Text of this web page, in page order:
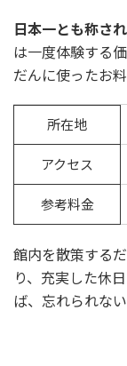
日本一とも称さ
は一度体験する
だんに使ったお
所在地
アクセス
参考料金
館内を散策する
り、充実した休
ば、忘れられな